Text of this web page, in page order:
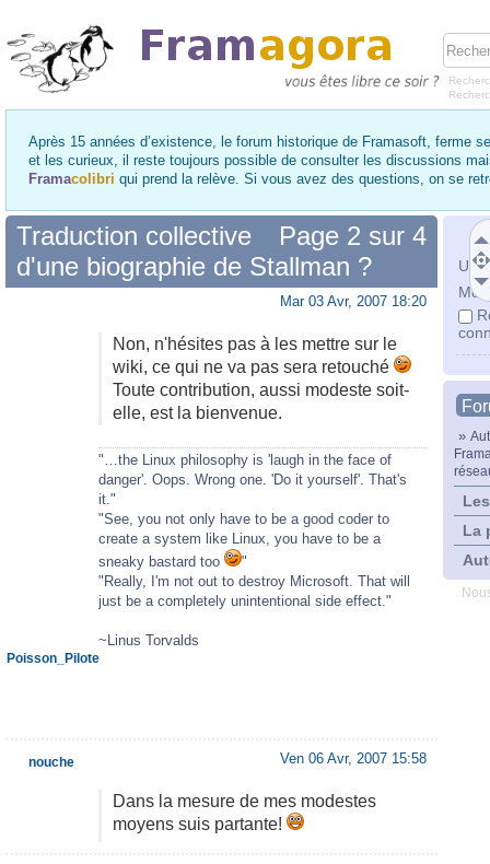
Après 15 années d’existence, le forum historique de Framasoft, ferme
et les curieux, il reste toujours possible de consulter les discussions
Framacolibri qui prend la relève. Si vous avez des questions, on se
Mot
»
La
Page 2 sur 4
Traduction collective
d'une biographie de Stallman ?
Mar 03 Avr, 2007 18:20
Non, n'hésites pas à les mettre sur le
wiki, ce qui ne va pas sera retouché
Toute contribution, aussi modeste soit-
elle, est la bienvenue.
"…the Linux philosophy is 'laugh in the face of
danger'. Oops. Wrong one. 'Do it yourself'. That's
it."
"See, you not only have to be a good coder to
create a system like Linux, you have to be a
sneaky bastard too
"
"Really, I'm not out to destroy Microsoft. That will
just be a completely unintentional side effect."
~Linus Torvalds
Poisson_Pilote
Ven 06 Avr, 2007 15:58
Dans la mesure de mes modestes
moyens suis partante!
nouche